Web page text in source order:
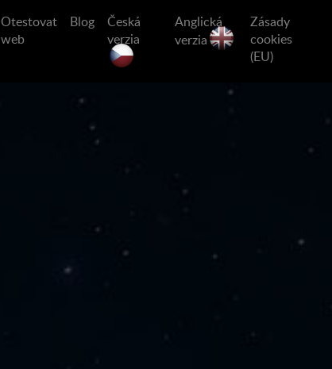
Otestovat
web
Blog
Česká
verzia
Anglická
verzia
Zásady
cookies
(EU)